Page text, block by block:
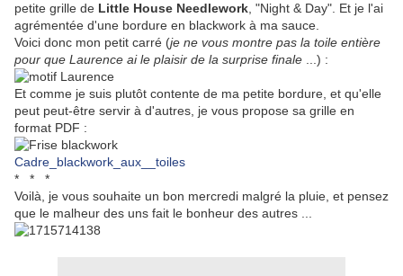
petite grille de Little House Needlework , "Night & Day". Et je l'ai
agrémentée d'une bordure en blackwork à ma sauce.
Voici donc mon petit carré (je ne vous montre pas la toile entière
pour que Laurence ai le plaisir de la surprise finale ...) :
Et comme je suis plutôt contente de ma petite bordure, et qu'elle
peut peut-être servir à d'autres, je vous propose sa grille en
format PDF :
Cadre_blackwork_aux__toiles
* * *
Voilà, je vous souhaite un bon mercredi malgré la pluie, et pensez
que le malheur des uns fait le bonheur des autres ...